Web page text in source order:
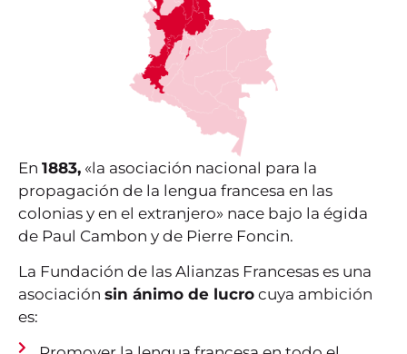
En 1883, «la asociación nacional para la
propagación de la lengua francesa en las
colonias y en el extranjero» nace bajo la égida
de Paul Cambon y de Pierre Foncin.
La Fundación de las Alianzas Francesas es una
asociación sin ánimo de lucro cuya ambición
es: